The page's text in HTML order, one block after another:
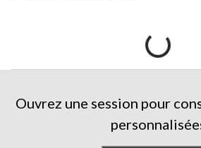
Ouvrez une session pour